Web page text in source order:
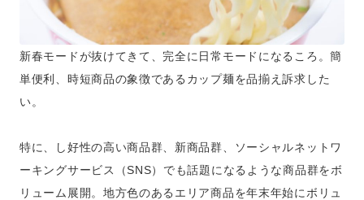
新春モードが抜けてきて、完全に日常モードになるころ。簡
単便利、時短商品の象徴であるカップ麺を品揃え訴求した
い。
特に、し好性の高い商品群、新商品群、ソーシャルネットワ
ーキングサービス（SNS）でも話題になるような商品群をボ
リューム展開。地方色のあるエリア商品を年末年始にボリュ